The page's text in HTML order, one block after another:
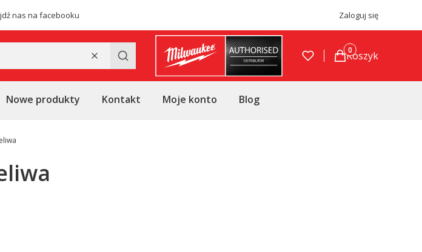
nas na facebooku Zaloguj się
WyczyśćSzukaj Produkty w
Koszyk
Nowe produkty Kontakt Moje konto Blog